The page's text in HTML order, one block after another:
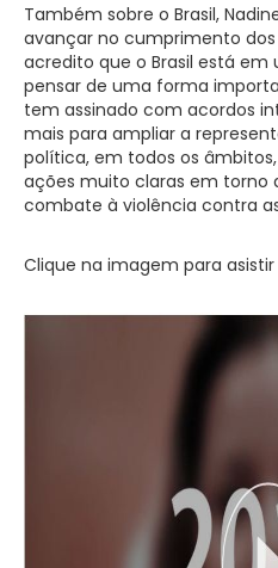
Também sobre o Brasil,
avançar no cumprimento dos
acredito que o Brasil está
pensar de uma forma
tem assinado com acordos
mais para ampliar a
política, em todos os
ações muito claras em torno
combate à violência contra
Clique na imagem para